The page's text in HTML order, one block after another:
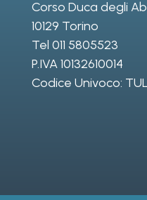
Corso Duca degli
10129 Torino
Tel 011 5805523
P.IVA 10132610014
Codice Univoco: